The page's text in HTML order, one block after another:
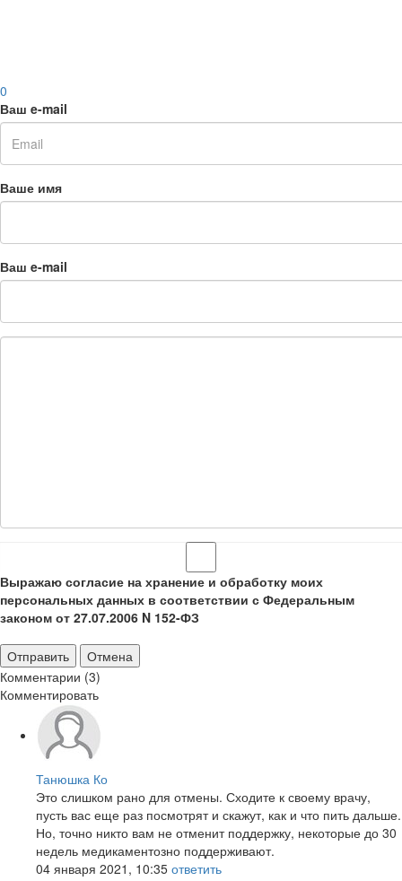
0
Ваш e-mail
Ваше имя
Ваш e-mail
Выражаю согласие на хранение и обработку моих
персональных данных в соответствии с Федеральным
законом от 27.07.2006 N 152-ФЗ
Отправить
Отмена
Комментарии (3)
Комментировать
Танюшка Ко
Это слишком рано для отмены. Сходите к своему врачу,
пусть вас еще раз посмотрят и скажут, как и что пить дальше.
Но, точно никто вам не отменит поддержку, некоторые до 30
недель медикаментозно поддерживают.
04 января 2021, 10:35 ответить